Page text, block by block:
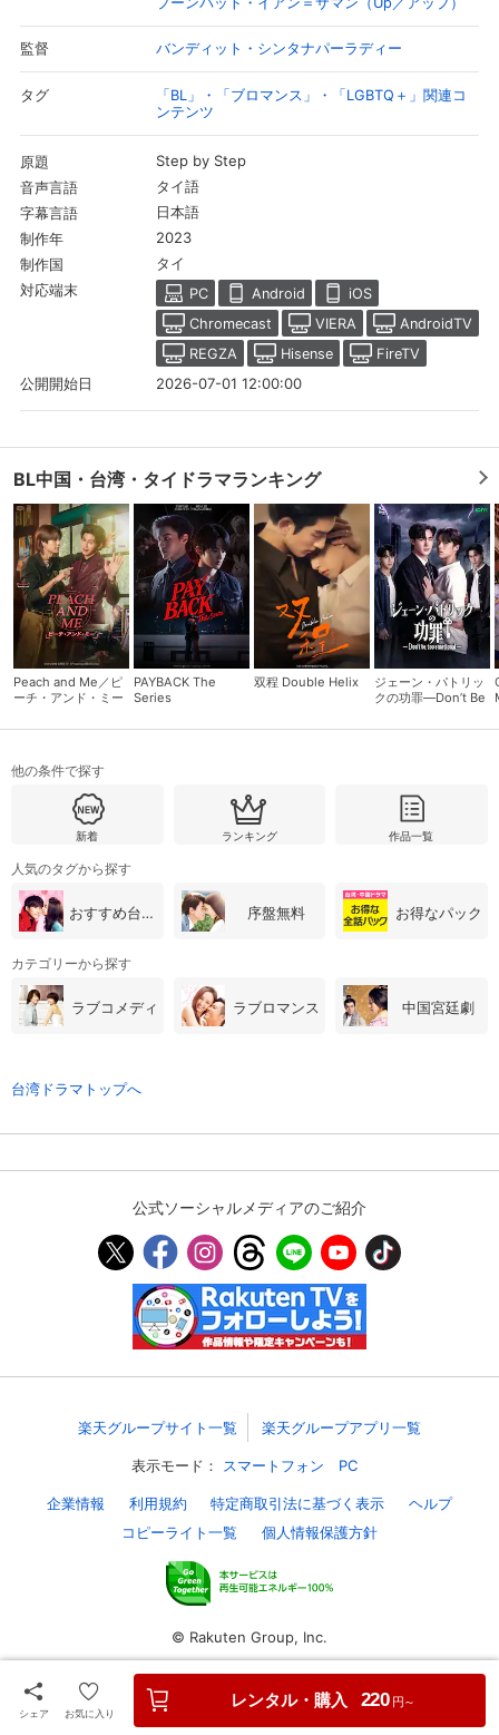
会員設定 会員情報 閉じる
会員情報変更
基本情報、本人連絡先、パスワード 、クレ
ジットカード情報の変更が可能です。
決済方法変更 決済方法の変更が可能です。
購入明細 ４ヵ月分の購入明細の確認が可能です。
ます。
購入履歴
お気に入りに登録した作品を確認できま
の削除も可能です。
能です。5段階の年齢区分から選択できま
す。
視聴デバイス一覧
スマホなどでRakuten TVを視聴する際のデ
バイス連携の設定ができます。
視聴年齢制限の変更時にパスコード入力が
す。
メルマガ
メルマガの配信停止、配信先のメールアド
レスの変更が可能です。
定額見放題コンテンツの解約はこちらから
可能です。
監督 バンディット・シンタナパーラディー
タグ
「BL」・「ブロマンス」・「LGBTQ＋」関連コ
ンテンツ
原題 Step by Step
音声言語 タイ語
字幕言語 日本語
制作年 2023
制作国 タイ
対応端末 PC Android
iOS
Chromecast
VIERA
AndroidTV
REGZA
Hisense
FireTV
公開開始日
2026-07-01 12:00:00
シェア お気に入り
レンタル・購入 220 円～
BL中国・台湾・タイドラマランキング
Peach and Me／ピ
ーチ・アンド・ミー
PAYBACK The
Series
双程 Double Helix
ジェーン・パトリッ
クの功罪―Don’t Be
他の条件で探す
新着 ランキング 作品一覧
人気のタグから探す
おすすめ台湾・中国ドラマ 序盤無料 お得なパック
カテゴリーから探す
ラブコメディ ラブロマンス 中国宮廷劇
台湾ドラマトップへ
公式ソーシャルメディアのご紹介
楽天グループサイト一覧 楽天グループアプリ一覧
表示モード： スマートフォン PC
企業情報 利用規約 特定商取引法に基づく表示
ヘルプ
コピーライト一覧
個人情報保護方針
© Rakuten Group, Inc.